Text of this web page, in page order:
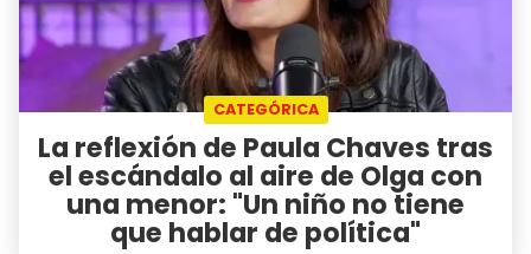
CATEGÓRICA
La reflexión de Paula Chaves tras
el escándalo al aire de Olga con
una menor: "Un niño no tiene
que hablar de política"